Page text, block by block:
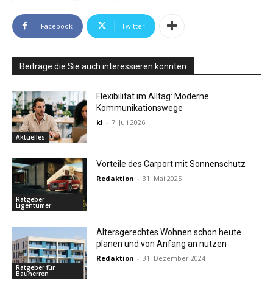
Facebook Twitter
Beiträge die Sie auch interessieren könnten
Aktuelles
Flexibilität im Alltag: Moderne
Kommunikationswege
kl - 7. Juli 2026
Ratgeber
Eigentümer
Vorteile des Carport mit Sonnenschutz
Redaktion - 31. Mai 2025
Ratgeber für
Bauherren
Altersgerechtes Wohnen schon heute
planen und von Anfang an nutzen
Redaktion - 31. Dezember 2024